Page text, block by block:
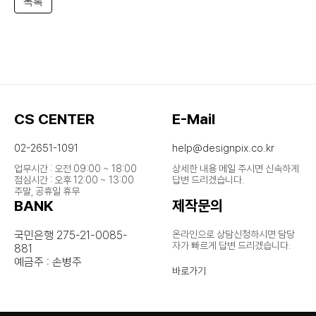
CS CENTER
02-2651-1091
업무시간 : 오전 09:00 ~ 18:00
점심시간 : 오후 12:00 ~ 13:00
주말, 공휴일 휴무
E-Mail
help@designpix.co.kr
상세한 내용 메일 주시면 신속하게
답변 드리겠습니다.
BANK
국민은행 275-21-0085-
881
예금주 : 손병주
제작문의
온라인으로 상담신청하시면 담당
자가 빠르게 답변 드리겠습니다.
바로가기